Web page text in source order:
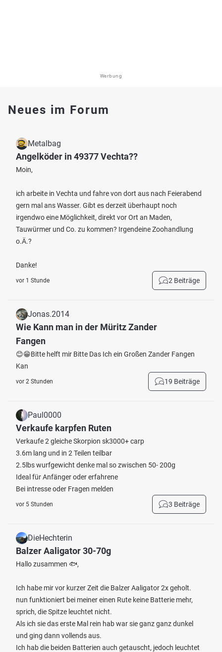
Werbung
Neues im Forum
Metalbag
Angelköder in 49377 Vechta??
Moin,
ich arbeite in Vechta und fahre von dort aus nach Feierabend
gern mal ans Wasser. Gibt es derzeit überhaupt noch
irgendwo eine Möglichkeit, direkt vor Ort an Maden,
Tauwürmer und Co. zu kommen? Irgendeine Zoohandlung
o.Ä.?
Danke!
vor 1 Stunde 2 Beiträge
Jonas.2014
Wie Kann man in der Müritz Zander
Fangen
😊😁Bitte helft mir Bitte Das Ich ein Großen Zander Fangen
Kan
vor 2 Stunden 19 Beiträge
Paul0000
Verkaufe karpfen Ruten
Verkaufe 2 gleiche Skorpion sk3000+ carp
3.6m lang und in 2 Teilen teilbar
2.5lbs wurfgewicht denke mal so zwischen 50- 200g
Ideal für Anfänger oder erfahrene
Bei intresse oder Fragen melden
vor 5 Stunden 3 Beiträge
DieHechterin
Balzer Aaligator 30-70g
Hallo zusammen 🐟,
Ich habe mir vor kurzer Zeit die Balzer Aaligator 2x geholt.
nun funktioniert bei meiner einen Rute keine Batterie mehr,
sprich, die Spitze leuchtet nicht.
Als ich sie das erste Mal rein hab war sie ganz ganz dunkel
und ging dann vollends aus.
Ich hab die beiden Batterien auch getauscht, jedoch leuchtet